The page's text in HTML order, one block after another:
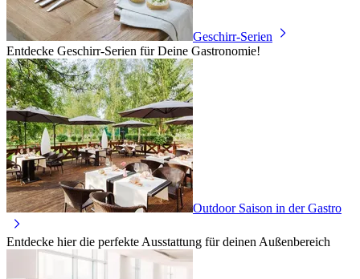
Geschirr-Serien
Entdecke Geschirr-Serien für Deine Gastronomie!
Outdoor Saison in der Gastro
Entdecke hier die perfekte Ausstattung für deinen Außenbereich